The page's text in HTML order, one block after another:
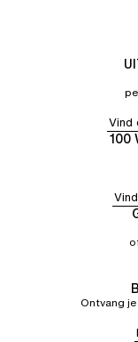
Vind
100
Ontvang